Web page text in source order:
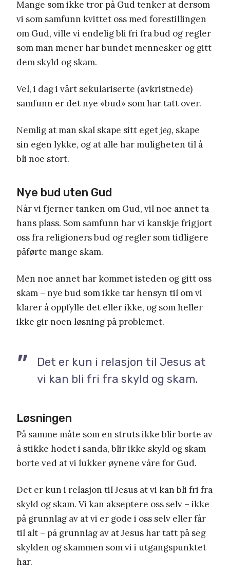
Mange som ikke tror på Gud tenker at dersom
vi som samfunn kvittet oss med forestillingen
om Gud, ville vi endelig bli fri fra bud og regler
som man mener har bundet mennesker og gitt
dem skyld og skam.
Vel, i dag i vårt sekulariserte (avkristnede)
samfunn er det nye «bud» som har tatt over.
Nemlig at man skal skape sitt egetjeg, skape
sin egen lykke, og at alle har muligheten til å
bli noe stort.
Nye bud uten Gud
Når vi fjerner tanken om Gud, vil noe annet ta
hans plass. Som samfunn har vi kanskje frigjort
oss fra religioners bud og regler som tidligere
påførte mange skam.
Men noe annet har kommet isteden og gitt oss
skam – nye bud som ikke tar hensyn til om vi
klarer å oppfylle det eller ikke, og som heller
ikke gir noen løsning på problemet.
Det er kun i relasjon til Jesus at
vi kan bli fri fra skyld og skam.
Løsningen
På samme måte som en struts ikke blir borte av
å stikke hodet i sanda, blir ikke skyld og skam
borte ved at vi lukker øynene våre for Gud.
Det er kun i relasjon til Jesus at vi kan bli fri fra
skyld og skam. Vi kan akseptere oss selv – ikke
på grunnlag av at vi er gode i oss selv eller får
til alt – på grunnlag av at Jesus har tatt på seg
skylden og skammen som vi i utgangspunktet
har.